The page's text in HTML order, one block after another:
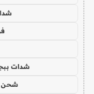
شدات
شحن